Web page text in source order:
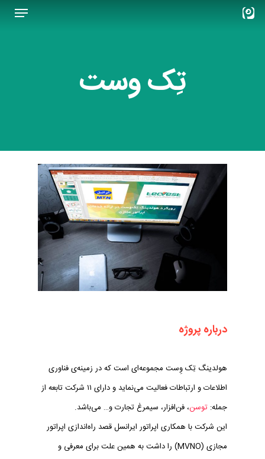
Skip
Menu
تِک وست
درباره پروژه
هولدینگ تِک وِست مجموعه‌ای است که در زمینه‌ی فناوری
اطلاعات و ارتباطات فعالیت می‌نماید و دارای ۱۱ شرکت تابعه از
جمله: توسن، فن‌افزار، سیمرغ تجارت و… می‌باشد.
این شرکت با همکاری اپراتور ایرانسل قصد راه‌اندازی اپراتور
مجازی (MVNO) را داشت به همین علت برای معرفی و